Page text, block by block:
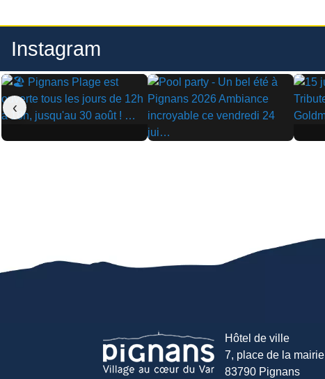
Instagram
▶
▶
▶
‹
Hôtel de ville
7, place de la mairie |
83790 Pignans